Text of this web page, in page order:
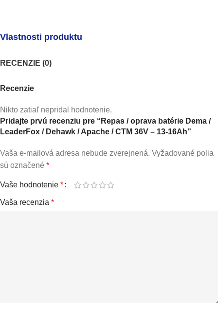
Vlastnosti produktu
RECENZIE (0)
Recenzie
Nikto zatiaľ nepridal hodnotenie.
Pridajte prvú recenziu pre “Repas / oprava batérie Dema /
LeaderFox / Dehawk / Apache / CTM 36V – 13-16Ah”
Vaša e-mailová adresa nebude zverejnená. Vyžadované polia
sú označené *
Vaše hodnotenie *
Vaša recenzia *